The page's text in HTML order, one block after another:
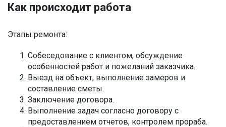
Как происходит работа
Этапы ремонта:
Собеседование с клиентом, обсуждение
особенностей работ и пожеланий заказчика.
Выезд на объект, выполнение замеров и
составление сметы.
Заключение договора.
Выполнение задач согласно договору с
предоставлением отчетов, контролем прораба.